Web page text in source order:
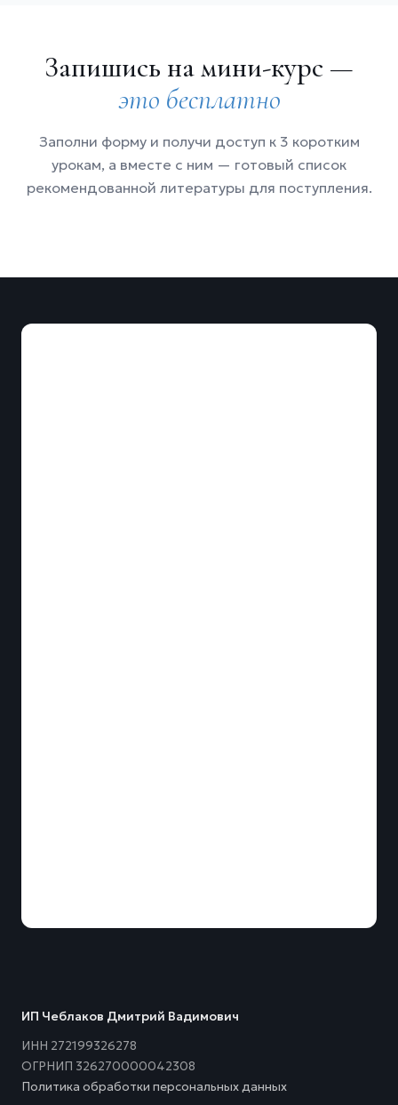
Запишись на мини-курс —
это бесплатно
Заполни форму и получи доступ к 3 коротким
урокам, а вместе с ним — готовый список
рекомендованной литературы для поступления.
ИП Чеблаков Дмитрий Вадимович
ИНН 272199326278
ОГРНИП 326270000042308
Политика обработки персональных данных